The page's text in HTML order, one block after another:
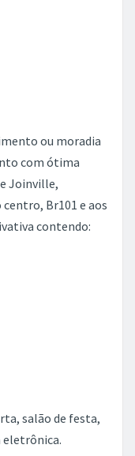
ou moradia
com ótima
Joinville,
Br101 e aos
contendo:
salão de festa,
eletrônica.